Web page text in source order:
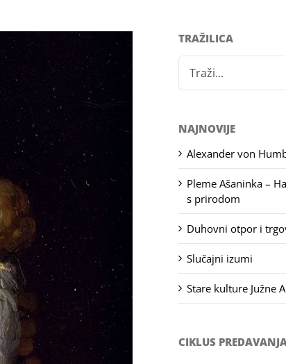
TRAŽILICA
for:
NAJNOVIJE
Alexander von
Pleme Ašaninka –
s prirodom
Duhovni otpor i
Slučajni izumi
Stare kulture Južne
CIKLUS